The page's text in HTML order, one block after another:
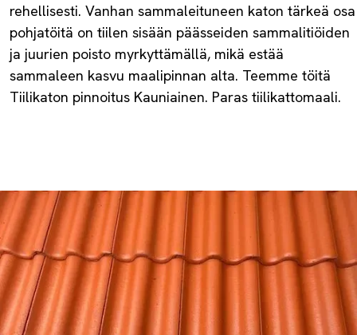
rehellisesti. Vanhan sammaleituneen katon tärkeä osa
pohjatöitä on tiilen sisään päässeiden sammalitiöiden
ja juurien poisto myrkyttämällä, mikä estää
sammaleen kasvu maalipinnan alta. Teemme töitä
Tiilikaton pinnoitus Kauniainen. Paras tiilikattomaali.